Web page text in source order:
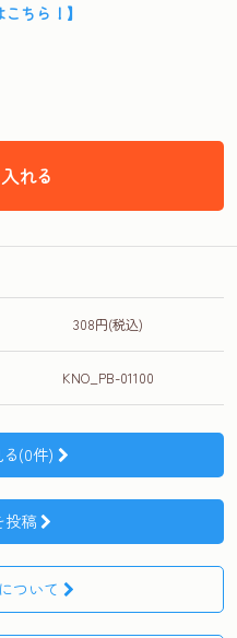
ちら！】
れる
308円(税込)
KNO_PB-01100
(0件)
投稿
ついて